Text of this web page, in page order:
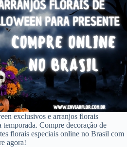
exclusivos e arranjos florais
temporada. Compre decoração de
florais especiais online no Brasil com
agora!